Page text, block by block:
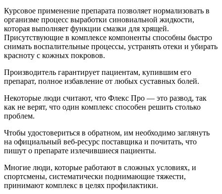
Курсовое применение препарата позволяет нормализовать в
организме процесс выработки синовиальной жидкости,
которая выполняет функции смазки для хрящей.
Присутствующие в комплексе компоненты способны быстро
снимать воспалительные процессы, устранять отеки и убирать
красноту с кожных покровов.
Производитель гарантирует пациентам, купившим его
препарат, полное избавление от любых суставных болей.
Некоторые люди считают, что Флекс Про — это развод, так
как не верят, что один комплекс способен решить столько
проблем.
Чтобы удостовериться в обратном, им необходимо заглянуть
на официальный веб-ресурс поставщика и почитать, что
пишут о препарате излечившиеся пациенты.
Многие люди, которые работают в сложных условиях, и
спортсмены, систематически поднимающие тяжести,
принимают комплекс в целях профилактики.